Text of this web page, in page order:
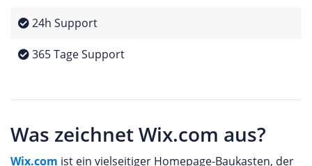
24h Support
365 Tage Support
Was zeichnet Wix.com aus?
Wix.com ist ein vielseitiger Homepage-Baukasten, der